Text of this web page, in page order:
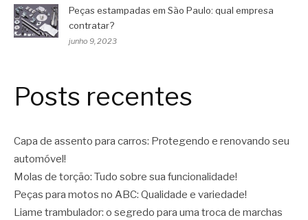
Peças estampadas em São Paulo: qual empresa
contratar?
junho 9, 2023
Posts recentes
Capa de assento para carros: Protegendo e renovando seu
automóvel!
Molas de torção: Tudo sobre sua funcionalidade!
Peças para motos no ABC: Qualidade e variedade!
Liame trambulador: o segredo para uma troca de marchas